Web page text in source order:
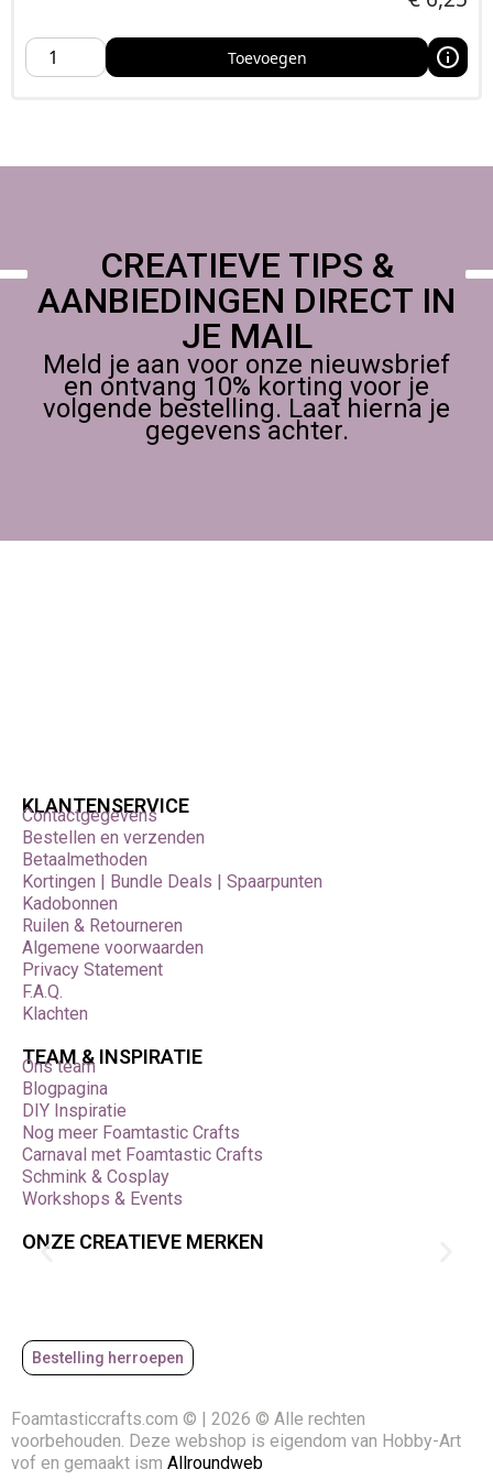
Toevoegen
CREATIEVE TIPS &
AANBIEDINGEN DIRECT IN
JE MAIL
Meld je aan voor onze nieuwsbrief
en ontvang 10% korting voor je
volgende bestelling. Laat hierna je
gegevens achter.
KLANTENSERVICE
Contactgegevens
Bestellen en verzenden
Betaalmethoden
Kortingen | Bundle Deals | Spaarpunten
Kadobonnen
Ruilen & Retourneren
Algemene voorwaarden
Privacy Statement
F.A.Q.
Klachten
TEAM & INSPIRATIE
Ons team
Blogpagina
DIY Inspiratie
Nog meer Foamtastic Crafts
Carnaval met Foamtastic Crafts
Schmink & Cosplay
Workshops & Events
ONZE CREATIEVE MERKEN
Bestelling herroepen
Foamtasticcrafts.com © | 2026 © Alle rechten
voorbehouden. Deze webshop is eigendom van Hobby-Art
vof en gemaakt ism Allroundweb